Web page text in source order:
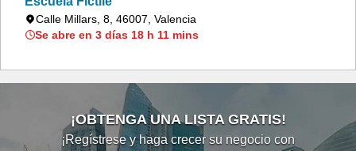
Calle Millars, 8, 46007, Valencia
Se abre en 3 días 18 h 11 mins
¡OBTENGA UNA LISTA GRATIS!
¡Regístrese y haga crecer su negocio con